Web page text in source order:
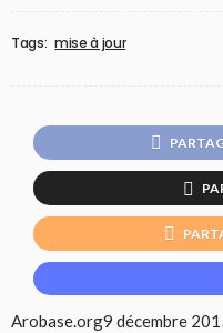
Tags: mise à jour
Arobase.org9 décembre